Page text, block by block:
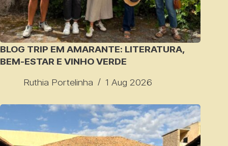
BLOG TRIP EM AMARANTE: LITERATURA,
BEM-ESTAR E VINHO VERDE
Ruthia Portelinha
1 Aug 2026